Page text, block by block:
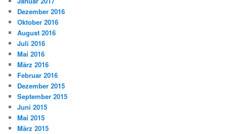
Dezember 2016
Oktober 2016
August 2016
Juli 2016
Mai 2016
März 2016
Februar 2016
Dezember 2015
September 2015
Juni 2015
Mai 2015
März 2015